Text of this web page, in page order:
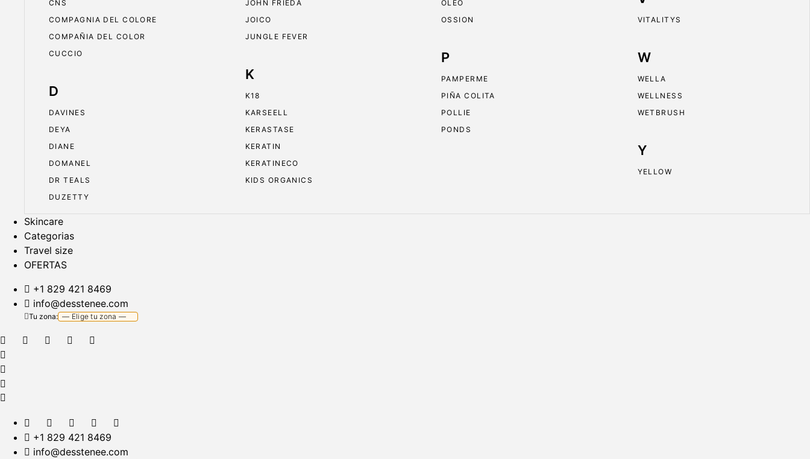
CNS
COMPAGNIA DEL COLORE
COMPAÑIA DEL COLOR
CUCCIO
D
DAVINES
DEYA
DIANE
DOMANEL
DR TEALS
DUZETTY
JOHN FRIEDA
JOICO
JUNGLE FEVER
K
K18
KARSEELL
KERASTASE
KERATIN
KERATINECO
KIDS ORGANICS
OLEO
OSSION
P
PAMPERME
PIÑA COLITA
POLLIE
PONDS
VITALITYS
W
WELLA
WELLNESS
WETBRUSH
Y
YELLOW
Skincare
Categorias
Travel size
OFERTAS
+1 829 421 8469
info@desstenee.com
Tu zona:
+1 829 421 8469
info@desstenee.com